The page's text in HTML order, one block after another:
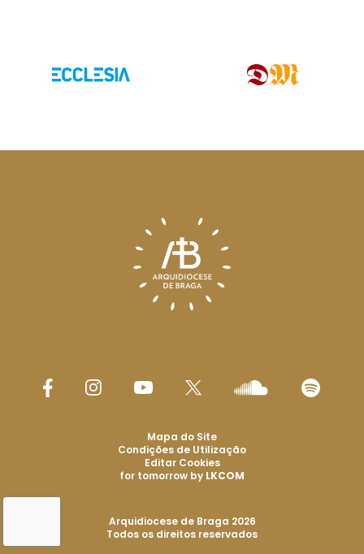
Arquidiocese de Braga 2026
Todos os direitos reservados
Mapa do Site
Condições de Utilização
Editar Cookies
for tomorrow by LKCOM